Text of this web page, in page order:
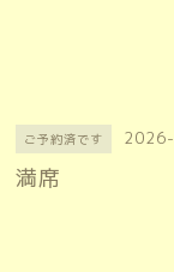
ご予約済です
満席